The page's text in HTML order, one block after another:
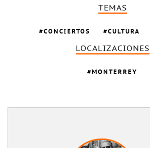
TEMAS
CONCIERTOS CULTURA
LOCALIZACIONES
MONTERREY